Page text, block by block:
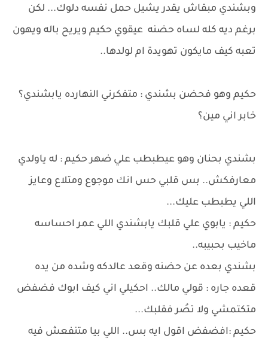
وبشندي مبقاش يقدر يشيل حمل نفسه دلوك... لكن
برغم ديه كله لساه حضنه عيقوي حكيم ويريح باله ويهون
تعبه كيف مايكون تهويدة ام لولدها..
حكيم وهو فحضن بشندي : متفكرني النهارده يابشندي؟
خابر اني مين؟
بشندي بحنان وهو عيطبطب علي ضهر حكيم : له ياولدي
معارفكش.. بس قلبي حس انك موجوع ومتلاع وعايز
اللي يطبطب عليك...
حكيم : يابوي علي قلبك يابشندي اللي عمر احساسه
ماخيب بحبيبه..
بشندي بعده عن حضنه وقعد عالدكه وشده من يده
قعده جاره : قولي مالك.. احكيلي اني كيف ابوك فضفض
متكتمشي ولا تصُر فقلبك...
حكيم :افضفض اقول ايه بس.. اللي بيا متنفعش فيه